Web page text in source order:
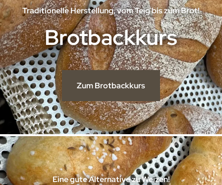
Traditionelle Herstellung, vom Teig bis zum Brot!
Brotbackkurs
Zum Brotbackkurs
Eine gute Alternative zu Weizen!